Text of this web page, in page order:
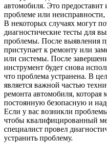
автомобиля. Это
проблеме или
В некоторых случаях могут
диагностические тесты для
проблемы. После выявления
приступает к ремонту или
или системы. После
инструмент будет снова
что проблема устранена. В
является важной частью
ремонта автомобиля, которая
постоянную безопасную и
Если у вас возникли
чтобы квалифицированный
специалист провел
устранить проблему.